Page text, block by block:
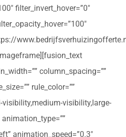
filter_invert_hover=”0″
column_spacing=””
rule_color=””
visibility,medium-visibility,large-
animation_speed=”0.3″